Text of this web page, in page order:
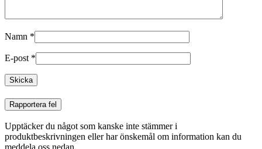
Namn *
E-post *
Rapportera fel
Upptäcker du något som kanske inte stämmer i
produktbeskrivningen eller har önskemål om information kan du